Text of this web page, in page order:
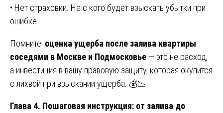
• Нет страховки. Не с кого будет взыскать убытки при
ошибке.
Помните: оценка ущерба после залива квартиры
соседями в Москве и Подмосковье — это не расход,
а инвестиция в вашу правовую защиту, которая окупится
с лихвой при взыскании ущерба. 💰📉
Глава 4. Пошаговая инструкция: от залива до